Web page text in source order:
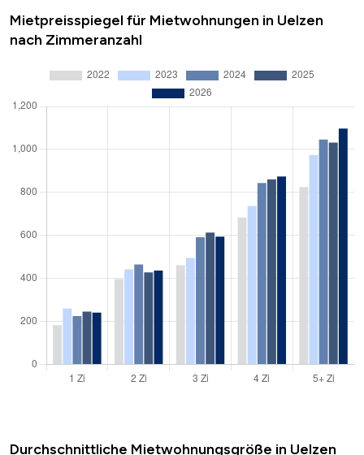
Mietpreisspiegel für Mietwohnungen in Uelzen
nach Zimmeranzahl
Durchschnittliche Mietwohnungsgröße in Uelzen